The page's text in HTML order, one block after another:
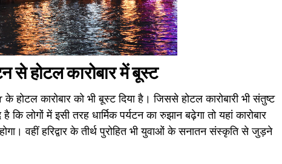
से होटल कारोबार में बूस्ट
होटल कारोबार को भी बूस्ट दिया है। जिससे होटल कारोबारी भी संतुष्ट
कि लोगों में इसी तरह धार्मिक पर्यटन का रुझान बढ़ेगा तो यहां कारोबार
वहीं हरिद्वार के तीर्थ पुरोहित भी युवाओं के सनातन संस्कृति से जुड़ने